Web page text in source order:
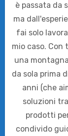
è passata da
ma
fai solo
mio caso.
una
da sola prima
anni (che
soluzioni
prodotti
condivido